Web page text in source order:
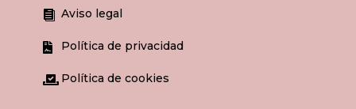
 Aviso legal
 Política de privacidad
 Política de cookies